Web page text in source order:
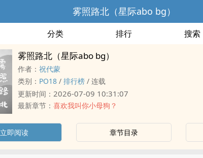
雾照路北（星际abo bg）
分类 排行 搜索
雾照路北（星际abo bg）
作者： 祝代蒙
类别： PO18 / 排行榜 / 连载
更新时间： 2026-07-09 10:31:07
最新章节： 喜欢我叫你小母狗？
立即阅读 章节目录